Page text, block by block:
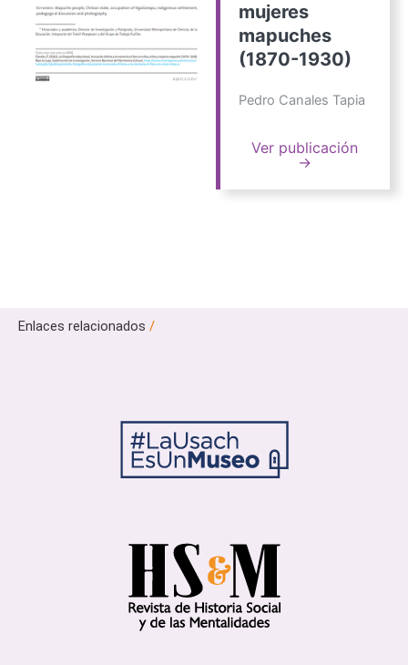
mujeres
mapuches
(1870-1930)
Pedro Canales Tapia
Ver publicación
→
Enlaces relacionados /